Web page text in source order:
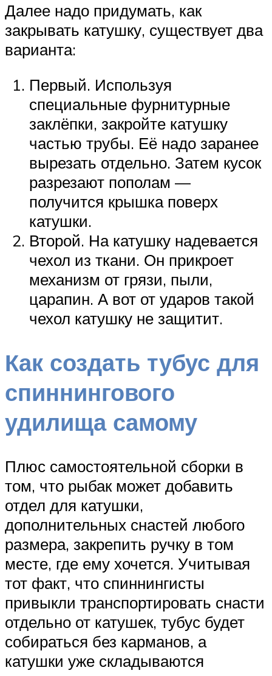
Далее надо придумать, как
закрывать катушку, существует два
варианта:
Первый. Используя
специальные фурнитурные
заклёпки, закройте катушку
частью трубы. Её надо заранее
вырезать отдельно. Затем кусок
разрезают пополам —
получится крышка поверх
катушки.
Второй. На катушку надевается
чехол из ткани. Он прикроет
механизм от грязи, пыли,
царапин. А вот от ударов такой
чехол катушку не защитит.
Как создать тубус для
спиннингового
удилища самому
Плюс самостоятельной сборки в
том, что рыбак может добавить
отдел для катушки,
дополнительных снастей любого
размера, закрепить ручку в том
месте, где ему хочется. Учитывая
тот факт, что спиннингисты
привыкли транспортировать снасти
отдельно от катушек, тубус будет
собираться без карманов, а
катушки уже складываются